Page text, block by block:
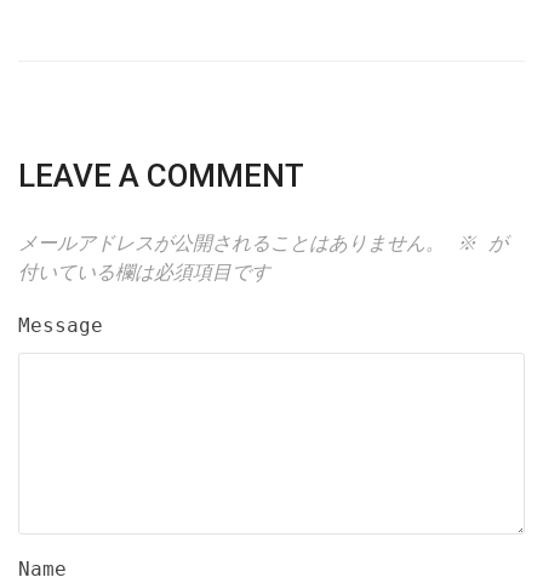
LEAVE A COMMENT
メールアドレスが公開されることはありません。 ※ が
付いている欄は必須項目です
Message
Name